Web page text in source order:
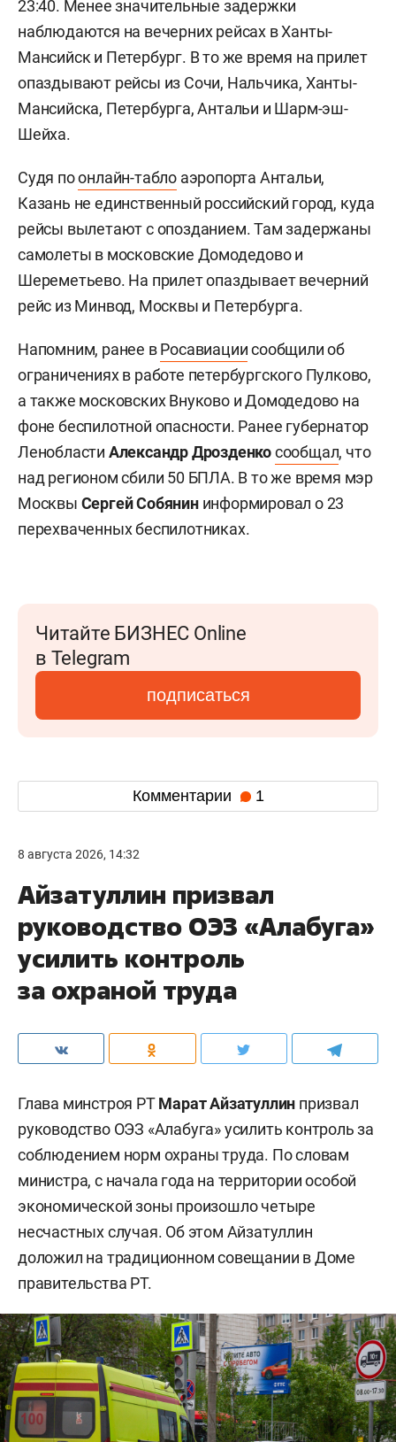
23:40. Менее значительные задержки
наблюдаются на вечерних рейсах в Ханты-
Мансийск и Петербург. В то же время на прилет
опаздывают рейсы из Сочи, Нальчика, Ханты-
Мансийска, Петербурга, Антальи и Шарм-эш-
Шейха.
Судя поонлайн-табло аэропорта Антальи,
Казань не единственный российский город, куда
рейсы вылетают с опозданием. Там задержаны
самолеты в московские Домодедово и
Шереметьево. На прилет опаздывает вечерний
рейс из Минвод, Москвы и Петербурга.
Напомним, ранее вРосавиациисообщили об
ограничениях в работе петербургского Пулково,
а также московских Внуково и Домодедово на
фоне беспилотной опасности. Ранее губернатор
Ленобласти Александр Дрозденкосообщал, что
над регионом сбили 50 БПЛА. В то же время мэр
Москвы Сергей Собянининформировал о 23
перехваченных беспилотниках.
Читайте БИЗНЕС Online
в Telegram
подписаться
Комментарии 1
8 августа 2026, 14:32
Айзатуллин призвал
руководство ОЭЗ «Алабуга»
усилить контроль
за охраной труда
Глава минстроя РТМарат Айзатуллин призвал
руководство ОЭЗ «Алабуга» усилить контроль за
соблюдением норм охраны труда. По словам
министра, с начала года на территории особой
экономической зоны произошло четыре
несчастных случая. Об этом Айзатуллин
доложил на традиционном совещании в Доме
правительства РТ.